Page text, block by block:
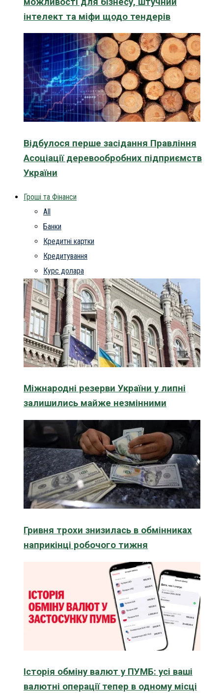
інтелект та міфи щодо тендерів
Відбулося перше засідання Правління
Асоціації деревообробних підприємств
України
Гроші та Фінанси
All
Банки
Кредитні картки
Кредитування
Курс долара
Міжнародні резерви України у липні
залишились майже незмінними
Гривня трохи знизилась в обмінниках
наприкінці робочого тижня
Історія обміну валют у ПУМБ: усі ваші
валютні операції тепер в одному місці